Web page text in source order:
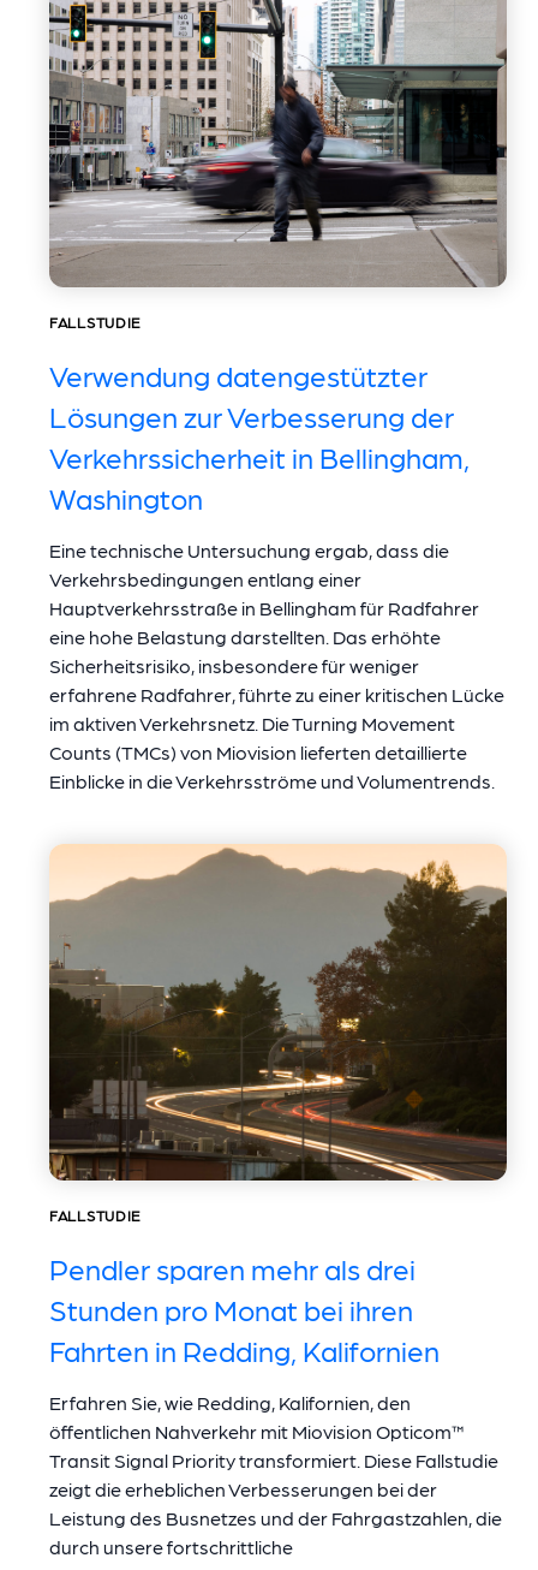
FALLSTUDIE
Verwendung datengestützter
Lösungen zur Verbesserung der
Verkehrssicherheit in Bellingham,
Washington
Eine technische Untersuchung ergab, dass die
Verkehrsbedingungen entlang einer
Hauptverkehrsstraße in Bellingham für Radfahrer
eine hohe Belastung darstellten. Das erhöhte
Sicherheitsrisiko, insbesondere für weniger
erfahrene Radfahrer, führte zu einer kritischen Lücke
im aktiven Verkehrsnetz. Die Turning Movement
Counts (TMCs) von Miovision lieferten detaillierte
Einblicke in die Verkehrsströme und Volumentrends.
FALLSTUDIE
Pendler sparen mehr als drei
Stunden pro Monat bei ihren
Fahrten in Redding, Kalifornien
Erfahren Sie, wie Redding, Kalifornien, den
öffentlichen Nahverkehr mit Miovision Opticom™
Transit Signal Priority transformiert. Diese Fallstudie
zeigt die erheblichen Verbesserungen bei der
Leistung des Busnetzes und der Fahrgastzahlen, die
durch unsere fortschrittliche